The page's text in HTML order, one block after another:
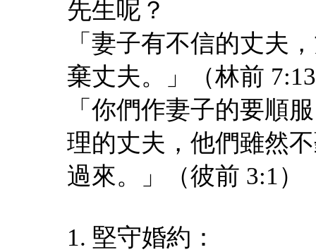
先生呢？
「妻子有不信的丈夫
棄丈夫。」（林前
「你們作妻子的要順
理的丈夫，他們雖然
過來。」（彼前 3:1）
1. 堅守婚約：